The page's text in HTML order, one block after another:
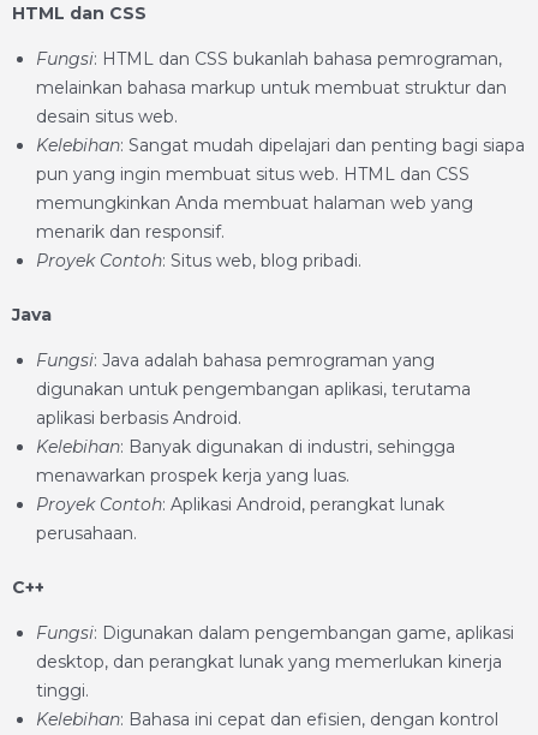
HTML dan CSS
Fungsi: HTML dan CSS bukanlah bahasa pemrograman,
melainkan bahasa markup untuk membuat struktur dan
desain situs web.
Kelebihan: Sangat mudah dipelajari dan penting bagi siapa
pun yang ingin membuat situs web. HTML dan CSS
memungkinkan Anda membuat halaman web yang
menarik dan responsif.
Proyek Contoh: Situs web, blog pribadi.
Java
Fungsi: Java adalah bahasa pemrograman yang
digunakan untuk pengembangan aplikasi, terutama
aplikasi berbasis Android.
Kelebihan: Banyak digunakan di industri, sehingga
menawarkan prospek kerja yang luas.
Proyek Contoh: Aplikasi Android, perangkat lunak
perusahaan.
C++
Fungsi: Digunakan dalam pengembangan game, aplikasi
desktop, dan perangkat lunak yang memerlukan kinerja
tinggi.
Kelebihan: Bahasa ini cepat dan efisien, dengan kontrol